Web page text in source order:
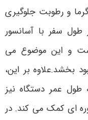
و رطوبت جلوگیری
طول سفر با آسانسور
و این موضوع می
بخشد.علاوه بر این،
طول عمر دستگاه نیز
ای کمک می کند. در